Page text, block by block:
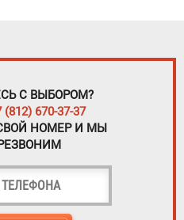
С ВЫБОРОМ?
670-37-37
НОМЕР И МЫ